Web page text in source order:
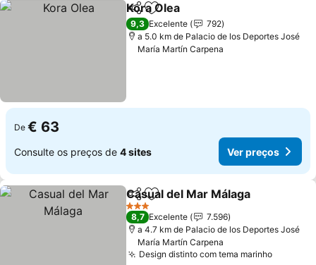
PartilharAdicionar aos favoritos
Kora Olea
9,3 Excelente
792
a 5.0 km de Palacio de los Deportes José
María Martín Carpena
De € 63
Consulte os preços de 4 sites Ver preços
PartilharAdicionar aos favoritos
Casual del Mar Málaga
3 Estrelas
8,7 Excelente
7.596
a 4.7 km de Palacio de los Deportes José
María Martín Carpena
Design distinto com tema marinhoVer